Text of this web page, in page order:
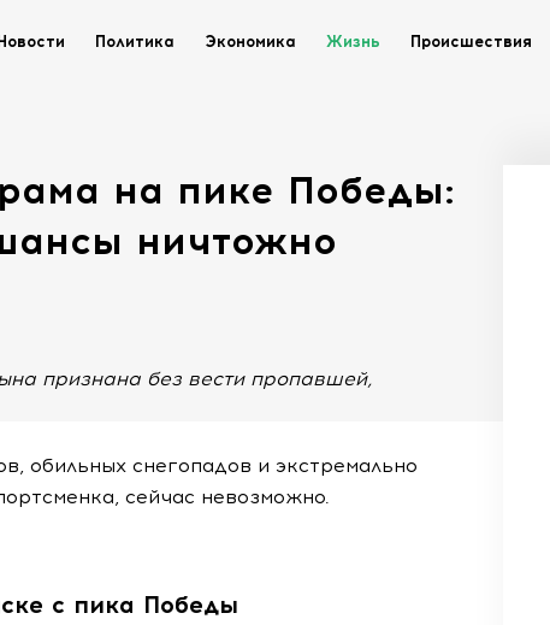
Новости Политика Экономика Жизнь Происшествия
на пике Победы:
ничтожно
признана без вести пропавшей,
обильных снегопадов и экстремально
сейчас невозможно.
с пика Победы